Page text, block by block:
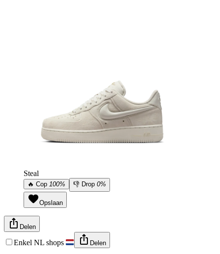
Steal
🔥 Cop 100% 👎 Drop 0%
Opslaan
Delen
Enkel NL shops Delen